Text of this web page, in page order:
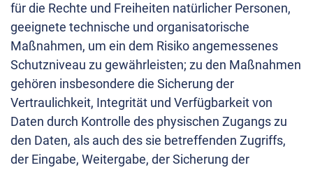
für die Rechte und Freiheiten natürlicher Personen,
geeignete technische und organisatorische
Maßnahmen, um ein dem Risiko angemessenes
Schutzniveau zu gewährleisten; zu den Maßnahmen
gehören insbesondere die Sicherung der
Vertraulichkeit, Integrität und Verfügbarkeit von
Daten durch Kontrolle des physischen Zugangs zu
den Daten, als auch des sie betreffenden Zugriffs,
der Eingabe, Weitergabe, der Sicherung der